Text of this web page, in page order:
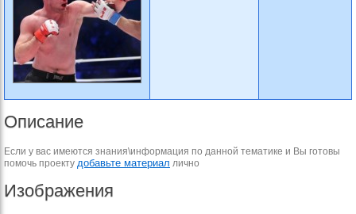
Описание
Если у вас имеются знания\информация по данной тематике и Вы готовы
помочь проекту добавьте материал лично
Изображения